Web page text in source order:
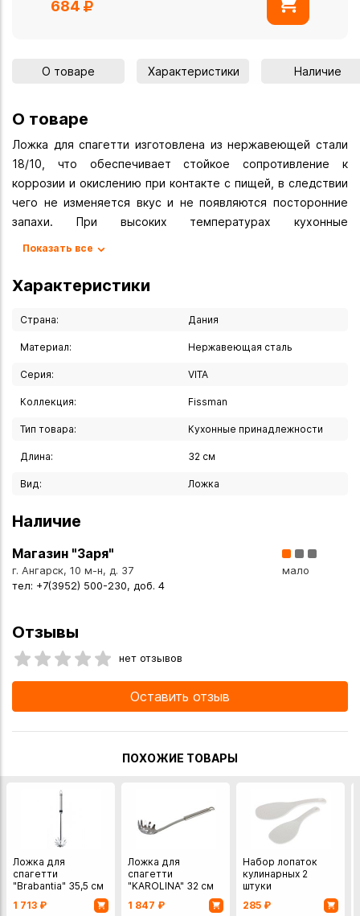
684
О товаре Характеристики Наличие
О товаре
Ложка для спагетти изготовлена из нержавеющей стали
18/10, что обеспечивает стойкое сопротивление к
коррозии и окислению при контакте с пищей, в следствии
чего не изменяется вкус и не появляются посторонние
запахи. При высоких температурах кухонные
силиконовая ручка при приготовлении пищи. Стильный
дизайн серии VITA отлично впишется в Ваш интерьер.
указанных ниже магазинах в Иркутске и в Ангарске, а
также сделать заказ в интернет-магазине с доставкой
всей России.
Показать все
Характеристики
Страна: Дания
Материал: Нержавеющая сталь
Серия: VITA
Коллекция: Fissman
Тип товара: Кухонные принадлежности
Длина: 32 см
Вид: Ложка
Наличие
Магазин "Заря"
г. Ангарск, 10 м-н, д. 37
тел: +7(3952) 500-230, доб. 4
мало
Отзывы
нет отзывов
Оставить отзыв
ПОХОЖИЕ ТОВАРЫ
Ложка для
спагетти
"Brabantia" 35,5 см
1 713 ₽
Ложка для
спагетти
"KAROLINA" 32 см
1 847 ₽
Набор лопаток
кулинарных 2
штуки
285 ₽